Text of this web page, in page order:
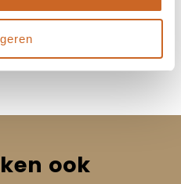
ook